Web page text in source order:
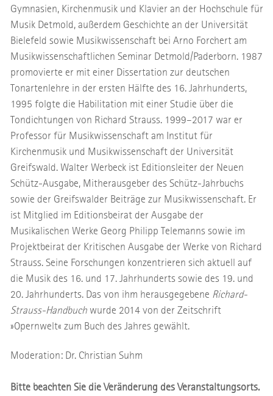
Gymnasien, Kirchenmusik und Klavier an der Hochschule für
Musik Detmold, außerdem Geschichte an der Universität
Bielefeld sowie Musikwissenschaft bei Arno Forchert am
Musikwissenschaftlichen Seminar Detmold/Paderborn. 1987
promovierte er mit einer Dissertation zur deutschen
Tonartenlehre in der ersten Hälfte des 16. Jahrhunderts,
1995 folgte die Habilitation mit einer Studie über die
Tondichtungen von Richard Strauss. 1999–2017 war er
Professor für Musikwissenschaft am Institut für
Kirchenmusik und Musikwissenschaft der Universität
Greifswald. Walter Werbeck ist Editionsleiter der Neuen
Schütz-Ausgabe, Mitherausgeber des Schütz-Jahrbuchs
sowie der Greifswalder Beiträge zur Musikwissenschaft. Er
ist Mitglied im Editionsbeirat der Ausgabe der
Musikalischen Werke Georg Philipp Telemanns sowie im
Projektbeirat der Kritischen Ausgabe der Werke von Richard
Strauss. Seine Forschungen konzentrieren sich aktuell auf
die Musik des 16. und 17. Jahrhunderts sowie des 19. und
20. Jahrhunderts. Das von ihm herausgegebene Richard-
Strauss-Handbuchwurde 2014 von der Zeitschrift
»Opernwelt« zum Buch des Jahres gewählt.
Moderation: Dr. Christian Suhm
Bitte beachten Sie die Veränderung des Veranstaltungsorts.